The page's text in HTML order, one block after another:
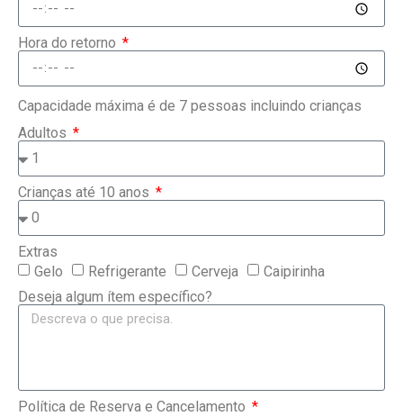
Hora do retorno
Capacidade máxima é de 7 pessoas incluindo crianças
Adultos
Crianças até 10 anos
Extras
Gelo
Refrigerante Cerveja
Caipirinha
Deseja algum ítem específico?
Política de Reserva e Cancelamento